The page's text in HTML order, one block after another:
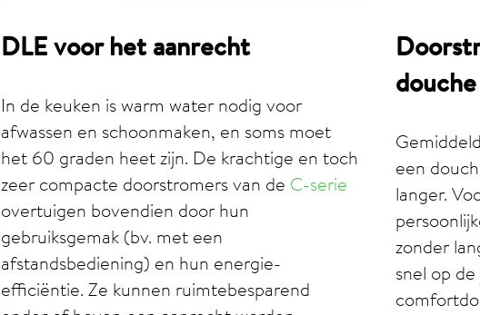
DLE voor het aanrecht
In de keuken is warm water nodig voor
afwassen en schoonmaken, en soms moet
het 60 graden heet zijn. De krachtige en toch
zeer compacte doorstromers van de C-serie
overtuigen bovendien door hun
gebruiksgemak (bv. met een
afstandsbediening) en hun energie-
efficiëntie. Ze kunnen ruimtebesparend
douche
een
langer.
zonder
snel op